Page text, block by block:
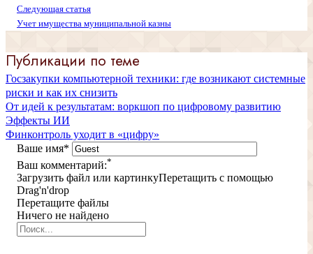
Следующая статья
Учет имущества муниципальной казны
Публикации по теме
Госзакупки компьютерной техники: где возникают системные
риски и как их снизить
От идей к результатам: воркшоп по цифровому развитию
Эффекты ИИ
Финконтроль уходит в «цифру»
Ваше имя*
Ваш комментарий:*
Загрузить файл или картинкуПеретащить с помощью
Drag'n'drop
Перетащите файлы
Ничего не найдено